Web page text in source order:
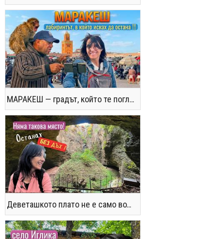
МАРАКЕШ — градът, който те поглъща без предупреждение
Деветашкото плато не е само водопади и пещери - последвайте ме!